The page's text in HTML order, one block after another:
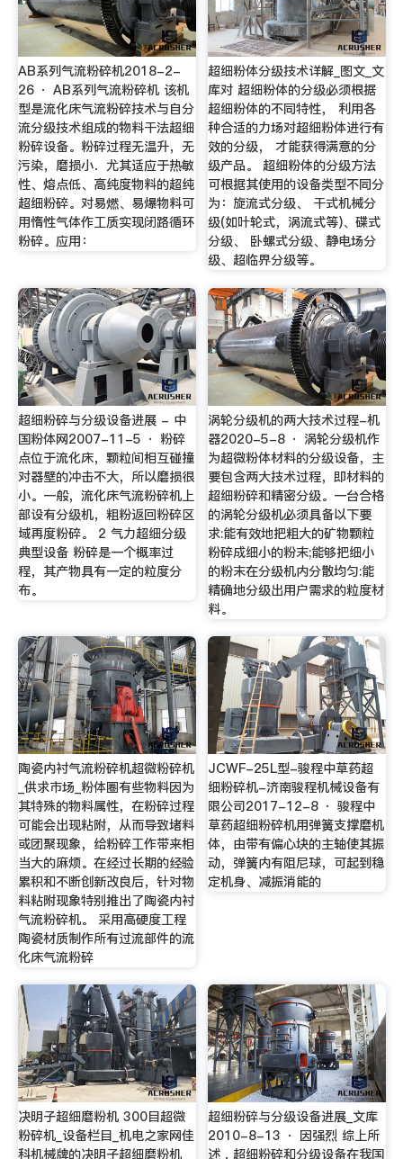
AB系列气流粉碎机2018-2-
26 · AB系列气流粉碎机 该机
型是流化床气流粉碎技术与自分
流分级技术组成的物料干法超细
粉碎设备。粉碎过程无温升，无
污染，磨损小．尤其适应于热敏
性、熔点低、高纯度物料的超纯
超细粉碎。对易燃、易爆物料可
用惰性气体作工质实现闭路循环
粉碎。应用：
超细粉体分级技术详解_图文_文
库对 超细粉体的分级必须根据
超细粉体的不同特性， 利用各
种合适的力场对超细粉体进行有
效的分级， 才能获得满意的分
级产品。 超细粉体的分级方法
可根据其使用的设备类型不同分
为：旋流式分级、 干式机械分
级(如叶轮式，涡流式等)、碟式
分级、 卧螺式分级、静电场分
级、超临界分级等。
超细粉碎与分级设备进展 - 中
国粉体网2007-11-5 · 粉碎
点位于流化床，颗粒间相互碰撞
对器壁的冲击不大，所以磨损很
小。一般，流化床气流粉碎机上
部设有分级机，粗粉返回粉碎区
域再度粉碎。 2 气力超细分级
典型设备 粉碎是一个概率过
程，其产物具有一定的粒度分
布。
涡轮分级机的两大技术过程-机
器2020-5-8 · 涡轮分级机作
为超微粉体材料的分级设备，主
要包含两大技术过程，即材料的
超细粉碎和精密分级。一台合格
的涡轮分级机必须具备以下要
求:能有效地把粗大的矿物颗粒
粉碎成细小的粉末;能够把细小
的粉末在分级机内分散均匀:能
精确地分级出用户需求的粒度材
料。
陶瓷内衬气流粉碎机超微粉碎机
_供求市场_粉体圈有些物料因为
其特殊的物料属性，在粉碎过程
可能会出现粘附，从而导致堵料
或团聚现象，给粉碎工作带来相
当大的麻烦。在经过长期的经验
累积和不断创新改良后，针对物
料粘附现象特别推出了陶瓷内衬
气流粉碎机。 采用高硬度工程
陶瓷材质制作所有过流部件的流
化床气流粉碎
JCWF-25L型-骏程中草药超
细粉碎机-济南骏程机械设备有
限公司2017-12-8 · 骏程中
草药超细粉碎机用弹簧支撑磨机
体，由带有偏心块的主轴使其振
动，弹簧内有阻尼球，可起到稳
定机身、减振消能的
决明子超细磨粉机 300目超微
粉碎机_设备栏目_机电之家网佳
科机械牌的决明子超细磨粉机
超细粉碎与分级设备进展_文库
2010-8-13 · 因强烈 综上所
述 , 超细粉碎和分级设备在我国